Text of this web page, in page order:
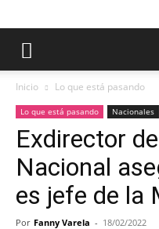
Inicio Lo que está pasando
Lo que está pasando Nacionales
Exdirector
Nacional
es jefe de la
Por Fanny Varela - 18/02/2022